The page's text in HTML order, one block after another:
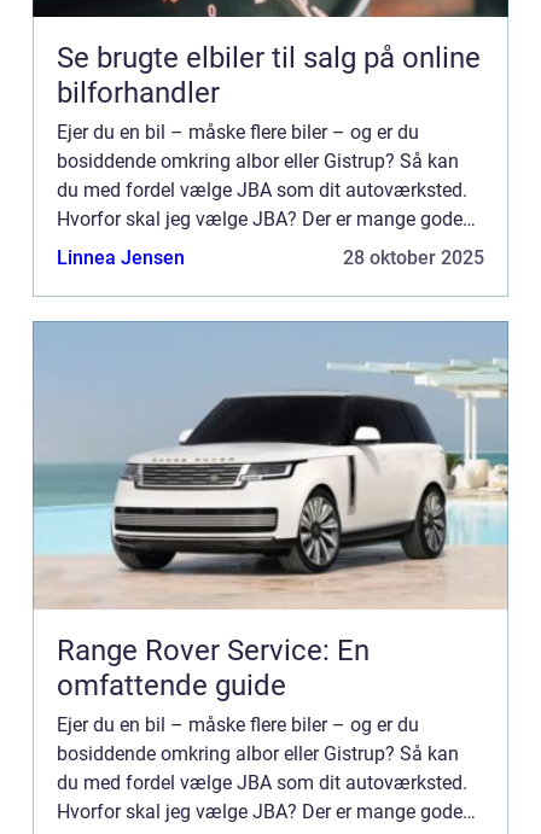
Se brugte elbiler til salg på online
bilforhandler
Ejer du en bil – måske flere biler – og er du
bosiddende omkring albor eller Gistrup? Så kan
du med fordel vælge JBA som dit autoværksted.
Hvorfor skal jeg vælge JBA? Der er mange gode
grunde til at væl...
Linnea Jensen 28 oktober 2025
Range Rover Service: En
omfattende guide
Ejer du en bil – måske flere biler – og er du
bosiddende omkring albor eller Gistrup? Så kan
du med fordel vælge JBA som dit autoværksted.
Hvorfor skal jeg vælge JBA? Der er mange gode